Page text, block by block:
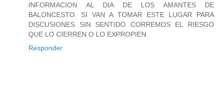
INFORMACION AL DIA DE LOS AMANTES DE
BALONCESTO. SI VAN A TOMAR ESTE LUGAR PARA
DISCUSIONES SIN SENTIDO CORREMOS EL RIESGO
QUE LO CIERREN O LO EXPROPIEN.
Responder